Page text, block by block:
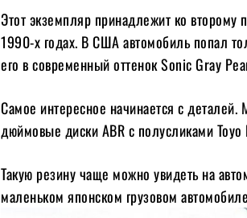
Этот экземпляр принадлежит ко
1990-х годах. В США автомобиль попал
его в современный оттенок Sonic Gray
Самое интересное начинается с
дюймовые диски ABR с полусликами
Такую резину чаще можно увидеть на
маленьком японском грузовом